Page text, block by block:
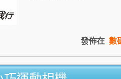
發佈在 數